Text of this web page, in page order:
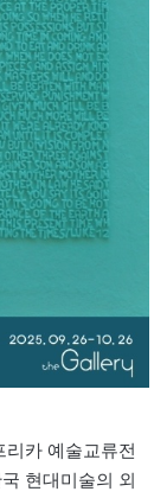
리카 예술교류전
현대미술의 외